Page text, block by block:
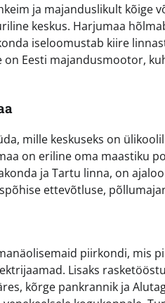
ja majanduslikult kõige
keskus. Harjumaa
iseloomustab kiire
Eesti majandusmootor,
mille keskuseks on
on eriline oma maastiku
ja Tartu linna, on
ettevõtluse,
piirkondi, mis
Lisaks
kõrge pankrannik ja